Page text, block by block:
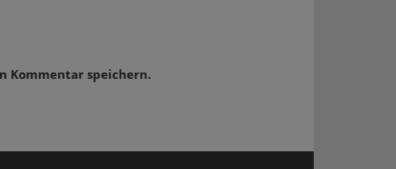
Kommentar speichern.